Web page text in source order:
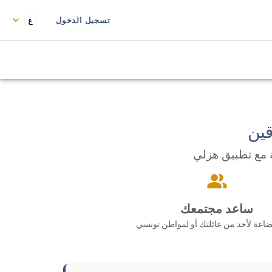
تسجيل الدخول
مع تطبيق هزلي
ساعد مجتمعك
لأحد من عائلتك أو لمواطن تونسي